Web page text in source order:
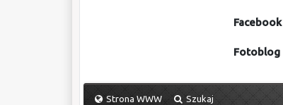
Facebook
Fotoblog
Strona WWW Szukaj